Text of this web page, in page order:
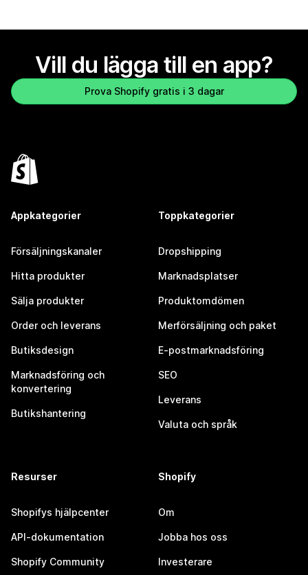
Vill du lägga till en app?
Prova Shopify gratis i 3 dagar
Appkategorier
Försäljningskanaler
Hitta produkter
Sälja produkter
Order och leverans
Butiksdesign
Marknadsföring och
konvertering
Butikshantering
Toppkategorier
Dropshipping
Marknadsplatser
Produktomdömen
Merförsäljning och paket
E-postmarknadsföring
SEO
Leverans
Valuta och språk
Resurser
Shopifys hjälpcenter
API-dokumentation
Shopify Community
Shopify
Om
Jobba hos oss
Investerare